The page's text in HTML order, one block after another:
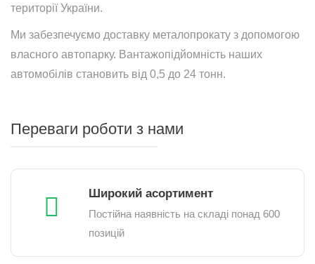
території України.
Ми забезпечуємо доставку металопрокату з допомогою
власного автопарку. Вантажопідйомність наших
автомобілів становить від 0,5 до 24 тонн.
Переваги роботи з нами
Широкий асортимент
Постійна наявність на складі понад 600
позицій